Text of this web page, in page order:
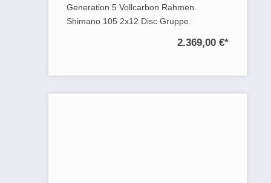
Generation 5 Vollcarbon Rahmen.
Shimano 105 2x12 Disc Gruppe.
2.369,00 €*